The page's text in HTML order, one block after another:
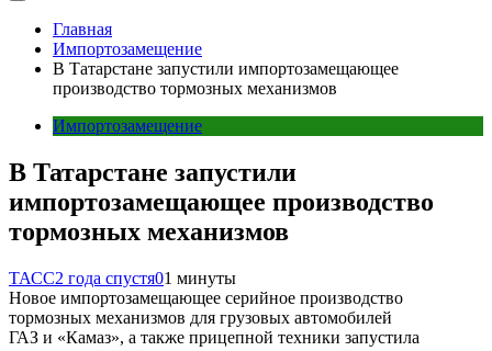
Главная
Импортозамещение
В Татарстане запустили импортозамещающее
производство тормозных механизмов
Импортозамещение
В Татарстане запустили
импортозамещающее производство
тормозных механизмов
ТАСС2 года спустя01 минуты
Новое импортозамещающее серийное производство
тормозных механизмов для грузовых автомобилей
ГАЗ и «Камаз», а также прицепной техники запустила